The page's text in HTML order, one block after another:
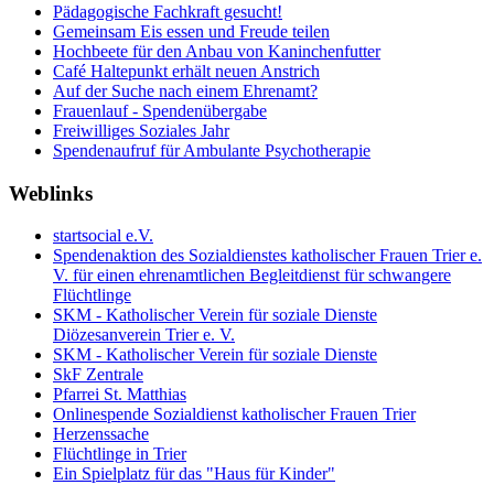
Pädagogische Fachkraft gesucht!
Gemeinsam Eis essen und Freude teilen
Hochbeete für den Anbau von Kaninchenfutter
Café Haltepunkt erhält neuen Anstrich
Auf der Suche nach einem Ehrenamt?
Frauenlauf - Spendenübergabe
Freiwilliges Soziales Jahr
Spendenaufruf für Ambulante Psychotherapie
Weblinks
startsocial e.V.
Spendenaktion des Sozialdienstes katholischer Frauen Trier e.
V. für einen ehrenamtlichen Begleitdienst für schwangere
Flüchtlinge
SKM - Katholischer Verein für soziale Dienste
Diözesanverein Trier e. V.
SKM - Katholischer Verein für soziale Dienste
SkF Zentrale
Pfarrei St. Matthias
Onlinespende Sozialdienst katholischer Frauen Trier
Herzenssache
Flüchtlinge in Trier
Ein Spielplatz für das "Haus für Kinder"